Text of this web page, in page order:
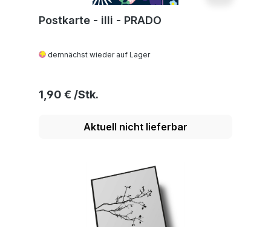
Postkarte - illi - PRADO
demnächst wieder auf Lager
Regulärer Preis:
1,90 €
Aktuell nicht lieferbar